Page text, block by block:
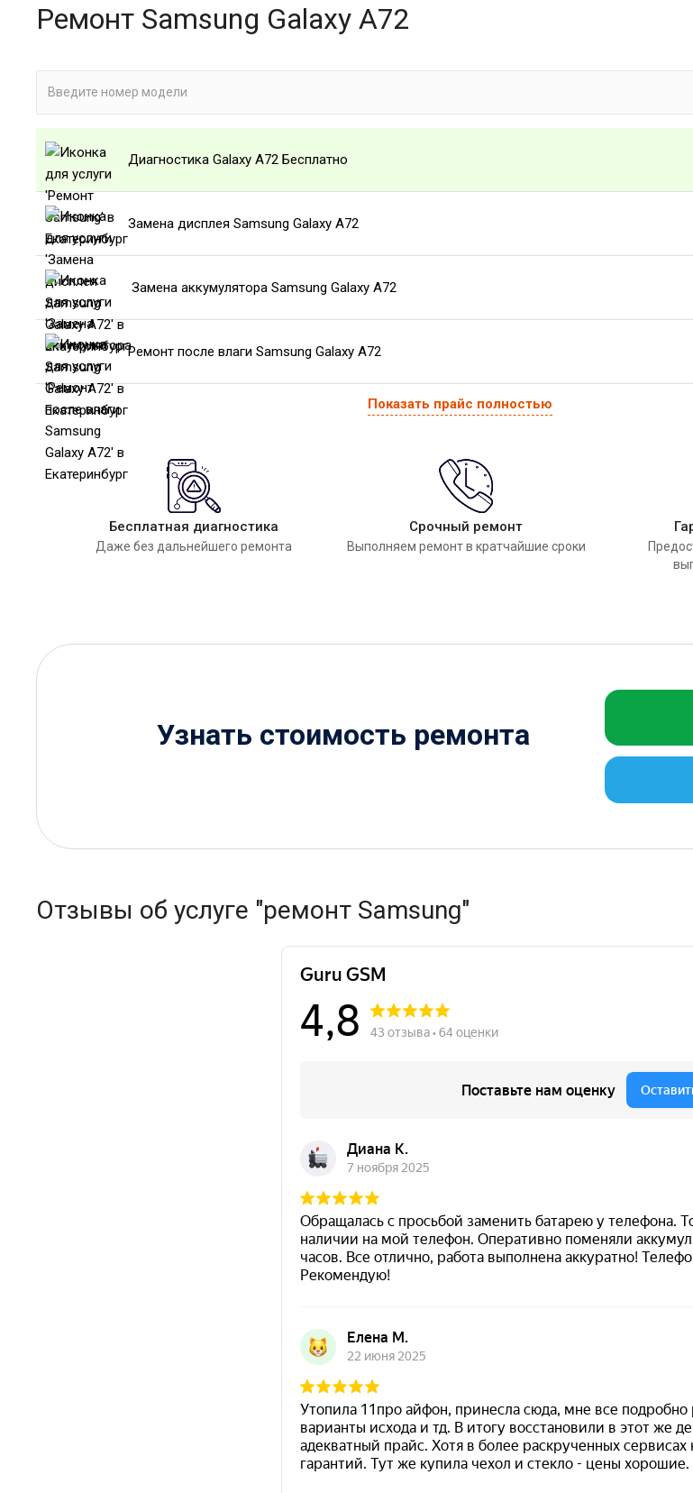
Ремонт Samsung Galaxy A72
Диагностика Galaxy A72 Бесплатно
Замена дисплея Samsung Galaxy A72
Замена аккумулятора Samsung Galaxy A72
Ремонт после влаги Samsung Galaxy A72
Показать прайс полностью
Бесплатная диагностика
Даже без дальнейшего ремонта
Срочный ремонт
Выполняем ремонт в кратчайшие сроки
Узнать стоимость ремонта
Отзывы об услуге "ремонт Samsung"